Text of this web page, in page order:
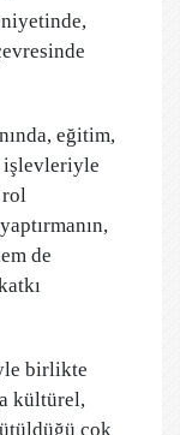
eğitim,
işlevleriyle
de
birlikte
kültürel,
çok